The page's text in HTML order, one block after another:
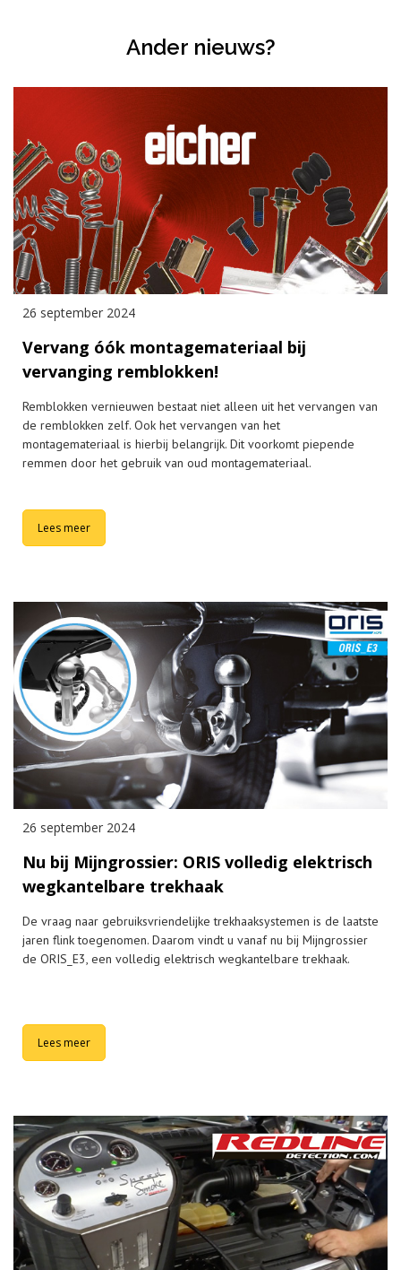
Ander nieuws?
26 september 2024
Vervang óók montagemateriaal bij
vervanging remblokken!
Remblokken vernieuwen bestaat niet alleen uit het vervangen van
de remblokken zelf. Ook het vervangen van het
montagemateriaal is hierbij belangrijk. Dit voorkomt piepende
remmen door het gebruik van oud montagemateriaal.
Lees meer
26 september 2024
Nu bij Mijngrossier: ORIS volledig elektrisch
wegkantelbare trekhaak
De vraag naar gebruiksvriendelijke trekhaaksystemen is de laatste
jaren flink toegenomen. Daarom vindt u vanaf nu bij Mijngrossier
de ORIS_E3, een volledig elektrisch wegkantelbare trekhaak.
Lees meer